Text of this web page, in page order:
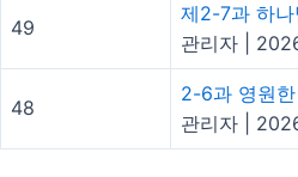
49
제2-7과 하
관리자
48
2-6과 영원
관리자